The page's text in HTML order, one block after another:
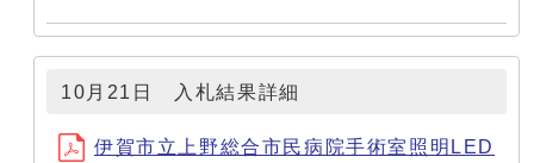
10月21日 入札結果詳細
伊賀市立上野総合市民病院手術室照明LED